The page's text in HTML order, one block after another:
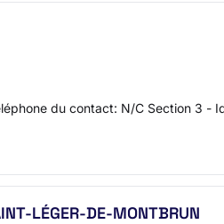
du contact: N/C Section 3 -
LÉGER-DE-MONTBRUN